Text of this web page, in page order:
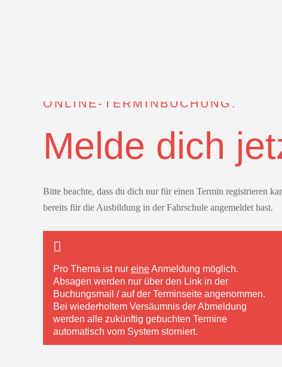
ONLINE-TERMINBUCHUNG.
Melde dich
Bitte beachte, dass du dich nur für einen Termin registrieren
bereits für die Ausbildung in der Fahrschule angemeldet hast.
Pro Thema ist nur eineAnmeldung möglich.
Absagen werden nur über den Link in der
Buchungsmail / auf der Terminseite angenommen.
Bei wiederholtem Versäumnis der Abmeldung
werden alle zukünftig gebuchten Termine
automatisch vom System storniert.